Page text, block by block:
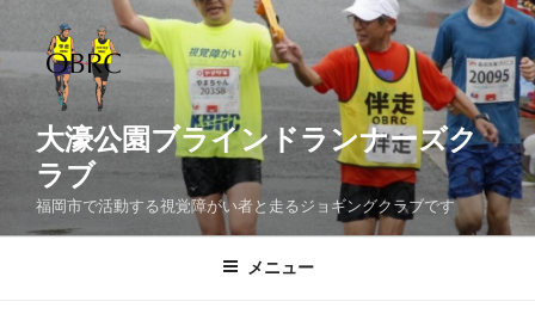
テ
ッ
大濠公園ブラインドランナーズク
ラブ
福岡市で活動する視覚障がい者と走るジョギングクラブです
メニュー